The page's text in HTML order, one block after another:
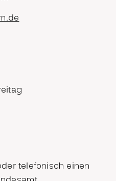
telefonisch einen